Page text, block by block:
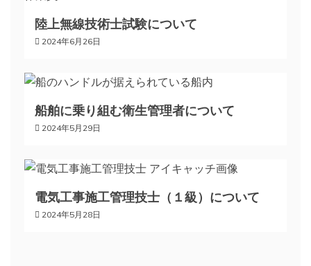
ー
ョ
ン
陸上無線技術士試験について
2024年6月26日
船舶に乗り組む衛生管理者について
2024年5月29日
電気工事施工管理技士（１級）について
2024年5月28日